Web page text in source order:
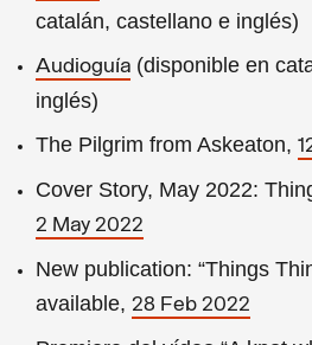
catalán, castellano e inglés)
Audioguía (disponible en
inglés)
The Pilgrim from Askeaton,
Cover Story, May 2022:
2 May 2022
New publication: “Things
available, 28 Feb 2022